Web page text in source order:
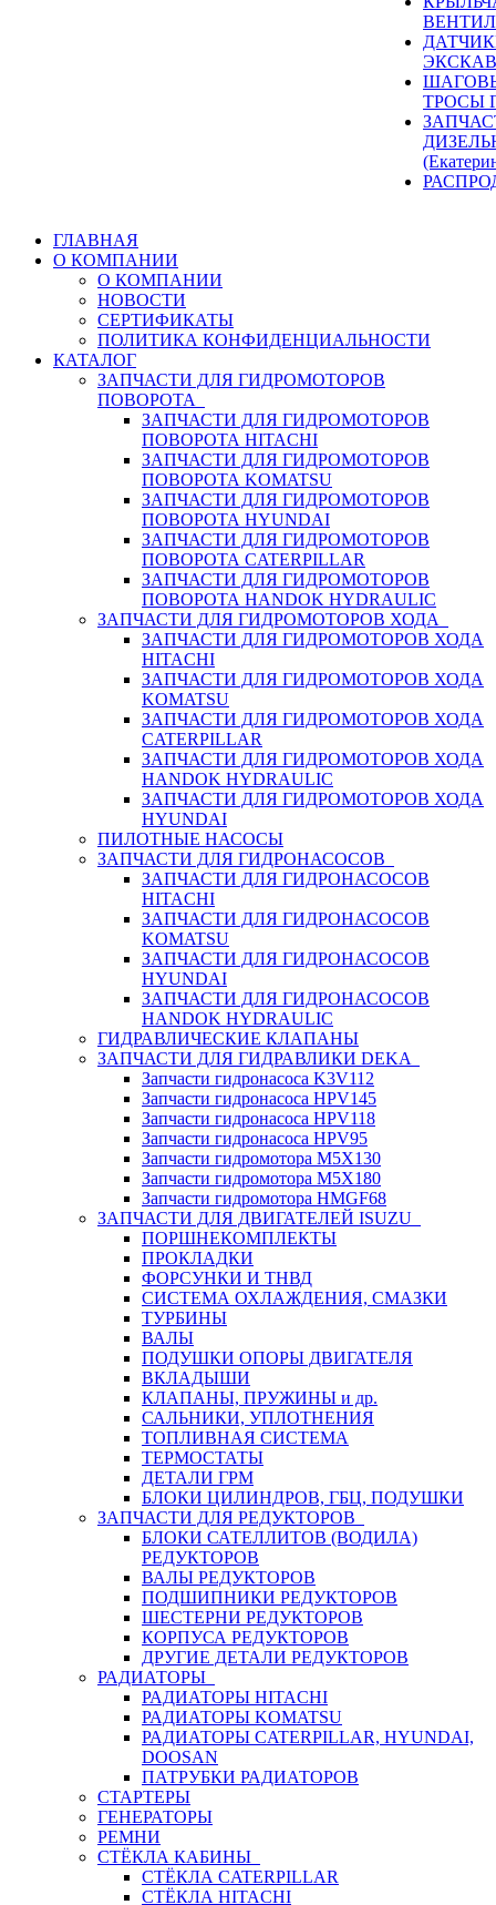
ТРОСЫ
ГЛАВНАЯ
О КОМПАНИИ
О КОМПАНИИ
НОВОСТИ
СЕРТИФИКАТЫ
ПОЛИТИКА КОНФИДЕНЦИАЛЬНОСТИ
КАТАЛОГ
ЗАПЧАСТИ ДЛЯ ГИДРОМОТОРОВ
ПОВОРОТА
ЗАПЧАСТИ ДЛЯ ГИДРОМОТОРОВ
ПОВОРОТА HITACHI
ЗАПЧАСТИ ДЛЯ ГИДРОМОТОРОВ
ПОВОРОТА KOMATSU
ЗАПЧАСТИ ДЛЯ ГИДРОМОТОРОВ
ПОВОРОТА HYUNDAI
ЗАПЧАСТИ ДЛЯ ГИДРОМОТОРОВ
ПОВОРОТА CATERPILLAR
ЗАПЧАСТИ ДЛЯ ГИДРОМОТОРОВ
ПОВОРОТА HANDOK HYDRAULIC
ЗАПЧАСТИ ДЛЯ ГИДРОМОТОРОВ ХОДА
ЗАПЧАСТИ ДЛЯ ГИДРОМОТОРОВ ХОДА
HITACHI
ЗАПЧАСТИ ДЛЯ ГИДРОМОТОРОВ ХОДА
KOMATSU
ЗАПЧАСТИ ДЛЯ ГИДРОМОТОРОВ ХОДА
CATERPILLAR
ЗАПЧАСТИ ДЛЯ ГИДРОМОТОРОВ ХОДА
HANDOK HYDRAULIC
ЗАПЧАСТИ ДЛЯ ГИДРОМОТОРОВ ХОДА
HYUNDAI
ПИЛОТНЫЕ НАСОСЫ
ЗАПЧАСТИ ДЛЯ ГИДРОНАСОСОВ
ЗАПЧАСТИ ДЛЯ ГИДРОНАСОСОВ
HITACHI
ЗАПЧАСТИ ДЛЯ ГИДРОНАСОСОВ
KOMATSU
ЗАПЧАСТИ ДЛЯ ГИДРОНАСОСОВ
HYUNDAI
ЗАПЧАСТИ ДЛЯ ГИДРОНАСОСОВ
HANDOK HYDRAULIC
ГИДРАВЛИЧЕСКИЕ КЛАПАНЫ
ЗАПЧАСТИ ДЛЯ ГИДРАВЛИКИ DEKA
Запчасти гидронасоса K3V112
Запчасти гидронасоса HPV145
Запчасти гидронасоса HPV118
Запчасти гидронасоса HPV95
Запчасти гидромотора M5X130
Запчасти гидромотора M5X180
Запчасти гидромотора HMGF68
ЗАПЧАСТИ ДЛЯ ДВИГАТЕЛЕЙ ISUZU
ПОРШНЕКОМПЛЕКТЫ
ПРОКЛАДКИ
ФОРСУНКИ И ТНВД
СИСТЕМА ОХЛАЖДЕНИЯ, СМАЗКИ
ТУРБИНЫ
ВАЛЫ
ПОДУШКИ ОПОРЫ ДВИГАТЕЛЯ
ВКЛАДЫШИ
КЛАПАНЫ, ПРУЖИНЫ и др.
САЛЬНИКИ, УПЛОТНЕНИЯ
ТОПЛИВНАЯ СИСТЕМА
ТЕРМОСТАТЫ
ДЕТАЛИ ГРМ
БЛОКИ ЦИЛИНДРОВ, ГБЦ, ПОДУШКИ
ЗАПЧАСТИ ДЛЯ РЕДУКТОРОВ
БЛОКИ САТЕЛЛИТОВ (ВОДИЛА)
РЕДУКТОРОВ
ВАЛЫ РЕДУКТОРОВ
ПОДШИПНИКИ РЕДУКТОРОВ
ШЕСТЕРНИ РЕДУКТОРОВ
КОРПУСА РЕДУКТОРОВ
ДРУГИЕ ДЕТАЛИ РЕДУКТОРОВ
РАДИАТОРЫ
РАДИАТОРЫ HITACHI
РАДИАТОРЫ KOMATSU
РАДИАТОРЫ CATERPILLAR, HYUNDAI,
DOOSAN
ПАТРУБКИ РАДИАТОРОВ
СТАРТЕРЫ
ГЕНЕРАТОРЫ
РЕМНИ
СТЁКЛА КАБИНЫ
СТЁКЛА CATERPILLAR
СТЁКЛА HITACHI